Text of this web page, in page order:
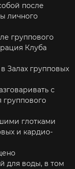
после
личного
группового
Клуба
Залах групповых
с
глотками
и кардио-
для воды, в том